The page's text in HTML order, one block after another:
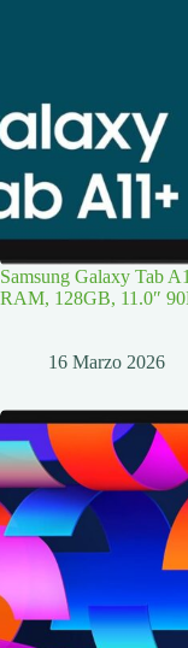
Samsung Galaxy Tab
RAM, 128GB, 11.0″
16 Marzo 2026